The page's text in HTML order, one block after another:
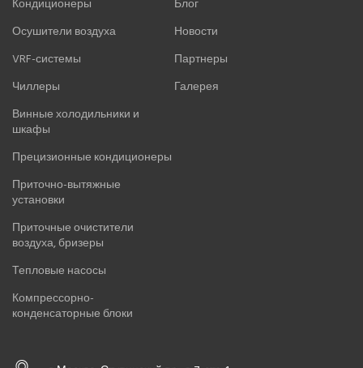
Panasonic
Quattroclima
ROYAL CLIMA
Roland
Samsung
SHUFT
Tosot
ULTIMA COMFORT
YOSHIKAWA
ОСУШИТЕЛИ ВОЗДУХА
Осушители воздуха
VRF-системы
Чиллеры
Винные холодильники и
шкафы
Прецизионные кондиционеры
Приточно-вытяжные
установки
Приточные очистители
воздуха, бризеры
Тепловые насосы
Компрессорно-
конденсаторные блоки
Новости
Партнеры
Галерея